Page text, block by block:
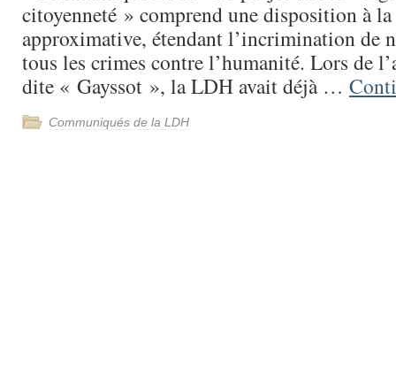
citoyenneté » comprend une disposition à
approximative, étendant l’incrimination de
tous les crimes contre l’humanité. Lors de
dite « Gayssot », la LDH avait déjà …
Communiqués de la LDH